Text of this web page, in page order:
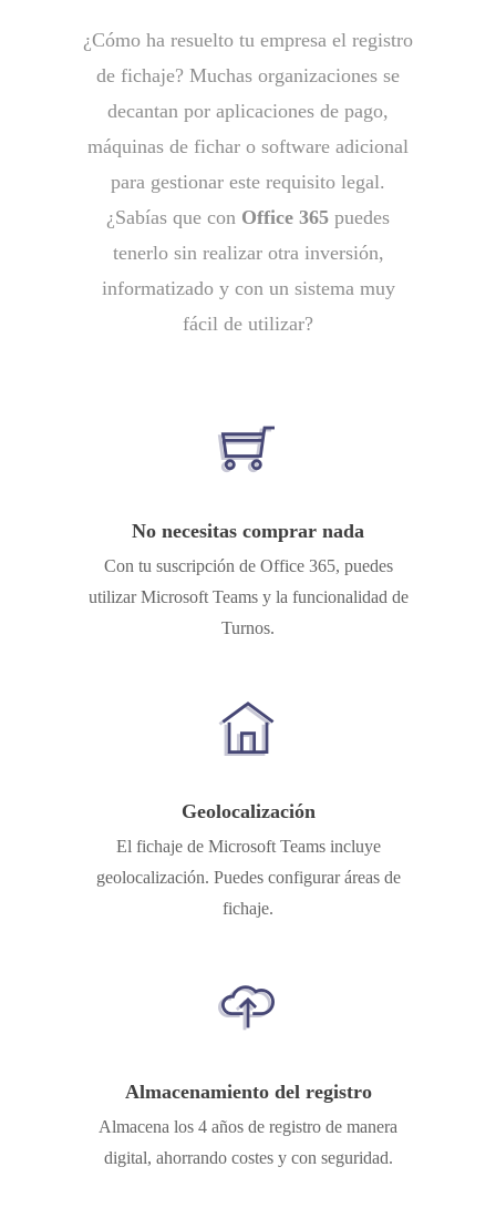
¿Cómo ha resuelto tu empresa el registro
de fichaje? Muchas organizaciones se
decantan por aplicaciones de pago,
máquinas de fichar o software adicional
para gestionar este requisito legal.
¿Sabías que con Office 365 puedes
tenerlo sin realizar otra inversión,
informatizado y con un sistema muy
fácil de utilizar?
No necesitas comprar nada
Con tu suscripción de Office 365, puedes
utilizar Microsoft Teams y la funcionalidad de
Turnos.
Geolocalización
El fichaje de Microsoft Teams incluye
geolocalización. Puedes configurar áreas de
fichaje.
Almacenamiento del registro
Almacena los 4 años de registro de manera
digital, ahorrando costes y con seguridad.